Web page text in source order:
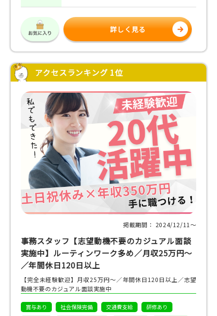
詳しく見る
アクセスランキング 1位
掲載期間： 2024/12/11〜
事務スタッフ【志望動機不要のカジュアル面談
実施中】ルーティンワーク多め／月収25万円～
／年間休日120日以上
【完全未経験歓迎】月収25万円～／年間休日120日以上／志望
動機不要のカジュアル面談実施中
賞与あり 社会保険完備 交通費支給
研修あり